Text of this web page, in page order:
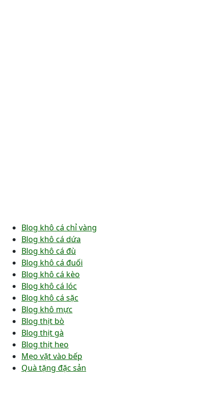
Blog khô cá chỉ vàng
Blog khô cá dứa
Blog khô cá đù
Blog khô cá đuối
Blog khô cá kèo
Blog khô cá lóc
Blog khô cá sặc
Blog khô mực
Blog thịt bò
Blog thịt gà
Blog thịt heo
Mẹo vặt vào bếp
Quà tặng đặc sản